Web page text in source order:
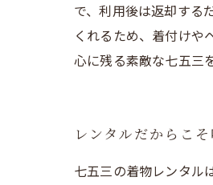
で、利用後は返却する
くれるため、着付けや
心に残る素敵な七五三
レンタルだからこ
七五三の着物レンタル